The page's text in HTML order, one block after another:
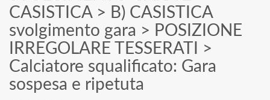
CASISTICA> B) CASISTICA
svolgimento gara > POSIZIONE
IRREGOLARE TESSERATI
>
Calciatore squalificato: Gara
sospesa e ripetuta